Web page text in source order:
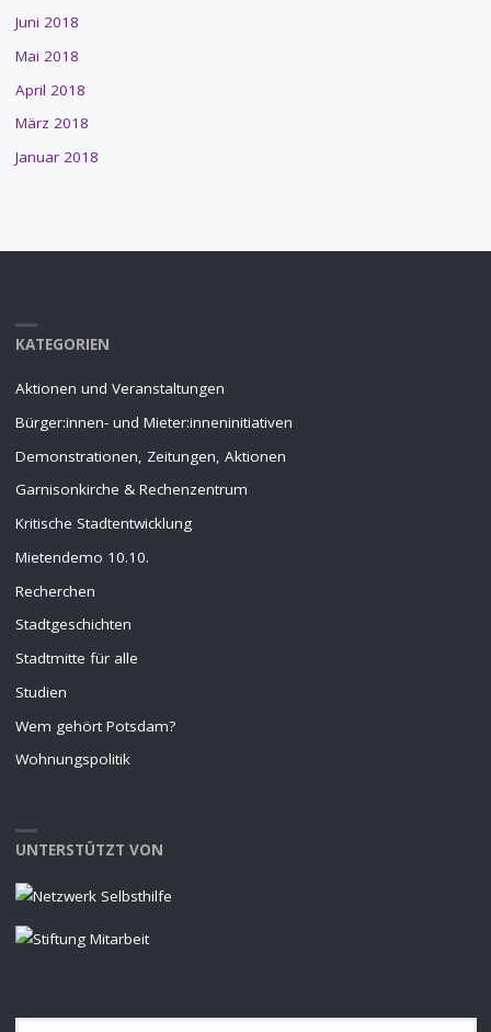
Juni 2018
Mai 2018
April 2018
März 2018
Januar 2018
KATEGORIEN
Aktionen und Veranstaltungen
Bürger:innen- und Mieter:inneninitiativen
Demonstrationen, Zeitungen, Aktionen
Garnisonkirche & Rechenzentrum
Kritische Stadtentwicklung
Mietendemo 10.10.
Recherchen
Stadtgeschichten
Stadtmitte für alle
Studien
Wem gehört Potsdam?
Wohnungspolitik
UNTERSTÜTZT VON